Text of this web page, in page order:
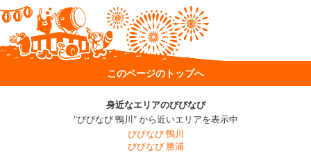
このページのトップへ
身近なエリアのびびなび
"びびなび 鴨川" から近いエリアを表示中
びびなび 鴨川
びびなび 勝浦